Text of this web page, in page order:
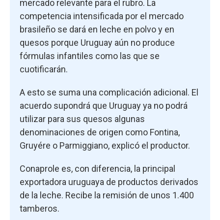
mercado relevante para el rubro. La
competencia intensificada por el mercado
brasileño se dará en leche en polvo y en
quesos porque Uruguay aún no produce
fórmulas infantiles como las que se
cuotificarán.
A esto se suma una complicación adicional. El
acuerdo supondrá que Uruguay ya no podrá
utilizar para sus quesos algunas
denominaciones de origen como Fontina,
Gruyére o Parmiggiano, explicó el productor.
Conaprole es, con diferencia, la principal
exportadora uruguaya de productos derivados
de la leche. Recibe la remisión de unos 1.400
tamberos.